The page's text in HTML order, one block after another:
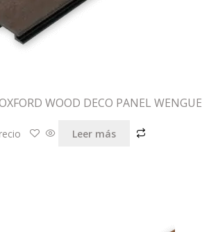
WOOD DECO PANEL WENGUE
Leer más